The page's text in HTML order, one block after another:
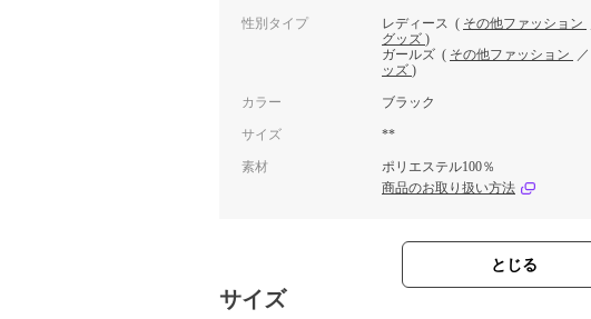
性別タイプ レディース ( その他ファッション
グッズ )
ガールズ ( その他ファッション ／
ッズ )
カラー ブラック
サイズ **
素材
ポリエステル100％
商品のお取り扱い方法
とじる
サイズ